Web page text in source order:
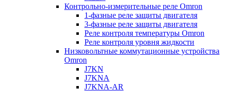
Контрольно-измерительные реле Omron
1-фазные реле защиты двигателя
3-фазные реле защиты двигателя
Реле контроля температуры Omron
Реле контроля уровня жидкости
Низковольтные коммутационные устройства
Omron
J7KN
J7KNA
J7KNA-AR